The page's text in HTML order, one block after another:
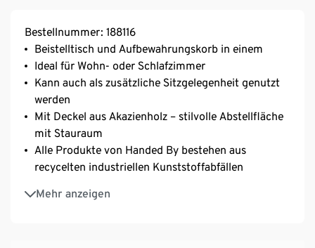
Bestellnummer: 188116
Beistelltisch und Aufbewahrungskorb in einem
Ideal für Wohn- oder Schlafzimmer
Kann auch als zusätzliche Sitzgelegenheit genutzt
werden
Mit Deckel aus Akazienholz – stilvolle Abstellfläche
mit Stauraum
Alle Produkte von Handed By bestehen aus
recycelten industriellen Kunststoffabfällen
Mehr anzeigen
Die Handed By Artikel werden von Hand geflochten
Das Unternehmen garantiert eine faire Herstellung